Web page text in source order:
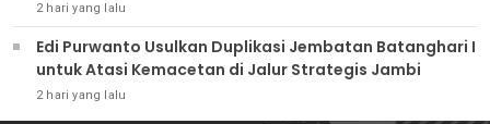
2 hari yang lalu
Edi Purwanto Usulkan Duplikasi Jembatan Batanghari I
untuk Atasi Kemacetan di Jalur Strategis Jambi
2 hari yang lalu